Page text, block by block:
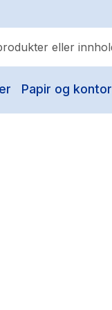
Papir og kontor